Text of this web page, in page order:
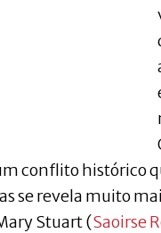
conflito histórico
se revela muito
Stuart (Saoirse